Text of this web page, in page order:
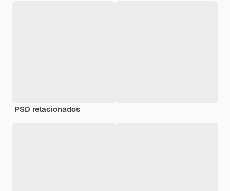
PSD relacionados